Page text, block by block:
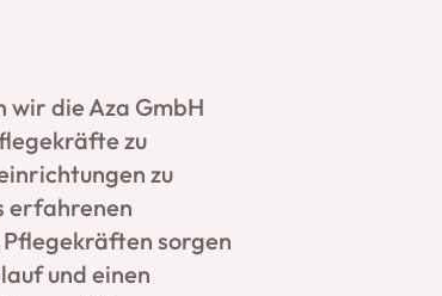
wir die Aza GmbH
zu
zu
erfahrenen
sorgen
und einen